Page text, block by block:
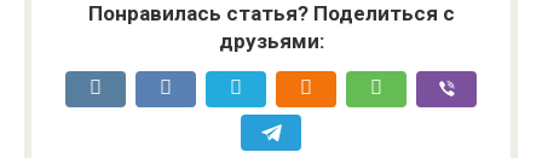
Понравилась статья? Поделиться с
друзьями: